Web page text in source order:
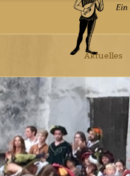
Aktuelles